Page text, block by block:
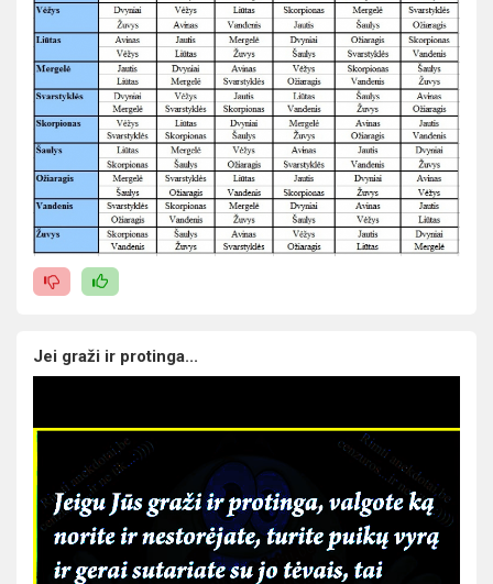
Jei graži ir protinga...